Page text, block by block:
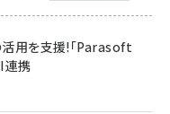
用を支援!「Parasoft
連携